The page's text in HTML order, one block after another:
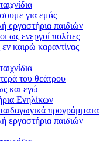
για εμάς
εργαστήρια παιδιών
ως ενεργοί πολίτες
καιρώ καραντίνας
του θεάτρου
και εγώ
Ενηλίκων
προγράμματα
εργαστήρια παιδιών